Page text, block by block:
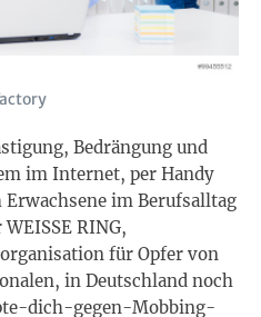
Bedrängung und
im Internet, per Handy
im Berufsalltag
RING,
für Opfer von
in Deutschland noch
dich-gegen-Mobbing-